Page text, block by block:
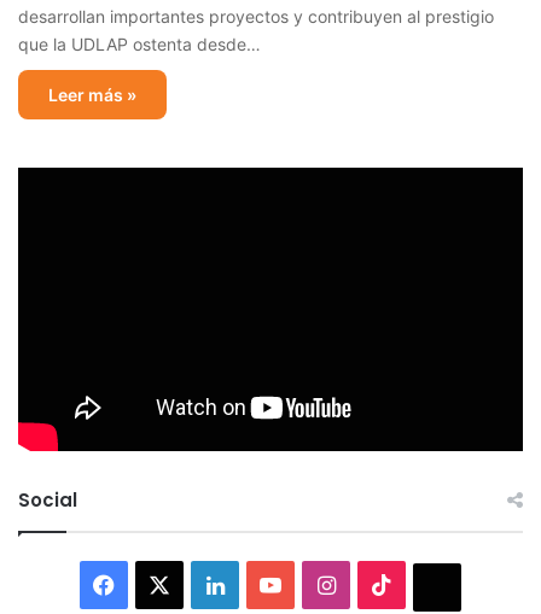
desarrollan importantes proyectos y contribuyen al prestigio
que la UDLAP ostenta desde…
Leer más »
Social
Facebook LinkedInYouTubeInstagram